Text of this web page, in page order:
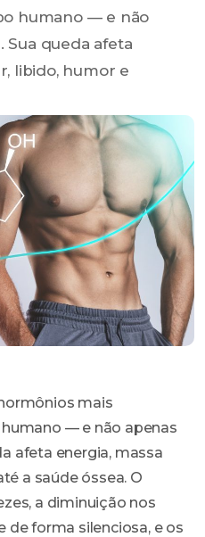
humano — e não
Sua queda afeta
libido, humor e
mais
— e não apenas
afeta energia, massa
a saúde óssea. O
a diminuição nos
de forma silenciosa, e os